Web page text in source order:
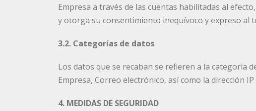
Empresa a través de las cuentas habilitadas al
y otorga su consentimiento inequívoco y expreso al
3.2. Categorías de datos
Los datos que se recaban se refieren a la categoría
Empresa, Correo electrónico, así como la dirección
4. MEDIDAS DE SEGURIDAD